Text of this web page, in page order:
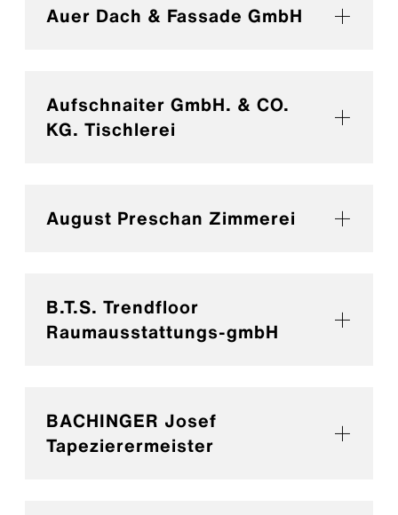
Auer Dach & Fassade GmbH
Aufschnaiter GmbH. & CO.
KG. Tischlerei
August Preschan Zimmerei
B.T.S. Trendfloor
Raumausstattungs-gmbH
BACHINGER Josef
Tapezierermeister